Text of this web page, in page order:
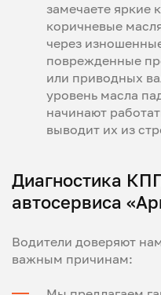
замечаете яркие
коричневые
через
поврежденные
или приводных
уровень масла
начинают
выводит их из
Диагностика
автосервиса
Водители доверяют
важным причинам: